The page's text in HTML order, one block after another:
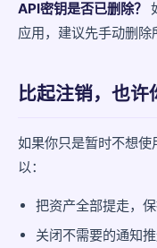
API密钥是否已删除？
应用，建议先手动删除
比起注销，也许
如果你只是暂时不想
以：
把资产全部提走，
关闭不需要的通知